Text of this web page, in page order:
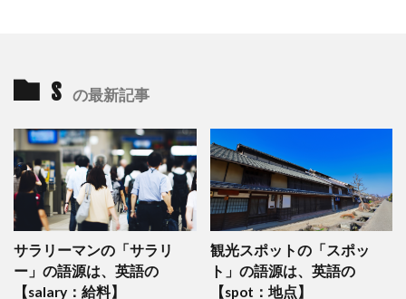
s の最新記事
サラリーマンの「サラリ
ー」の語源は、英語の
【salary：給料】
観光スポットの「スポッ
ト」の語源は、英語の
【spot：地点】